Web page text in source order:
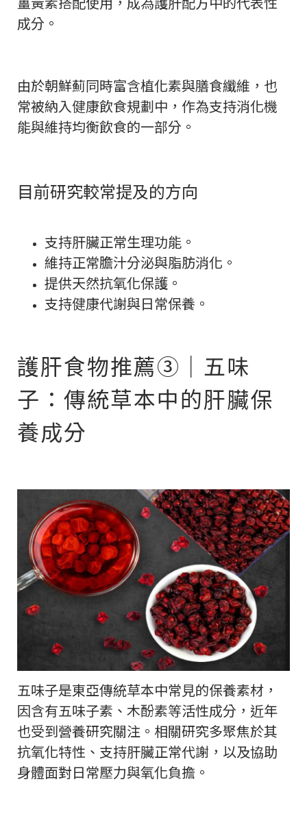
成分。
由於朝鮮薊同時富含植化素與膳食纖維，也
常被納入健康飲食規劃中，作為支持消化機
能與維持均衡飲食的一部分。
目前研究較常提及的方向
支持肝臟正常生理功能。
維持正常膽汁分泌與脂肪消化。
提供天然抗氧化保護。
支持健康代謝與日常保養。
護肝食物推薦③｜五味
子：傳統草本中的肝臟保
養成分
五味子是東亞傳統草本中常見的保養素材，
因含有五味子素、木酚素等活性成分，近年
也受到營養研究關注。相關研究多聚焦於其
抗氧化特性、支持肝臟正常代謝，以及協助
身體面對日常壓力與氧化負擔。